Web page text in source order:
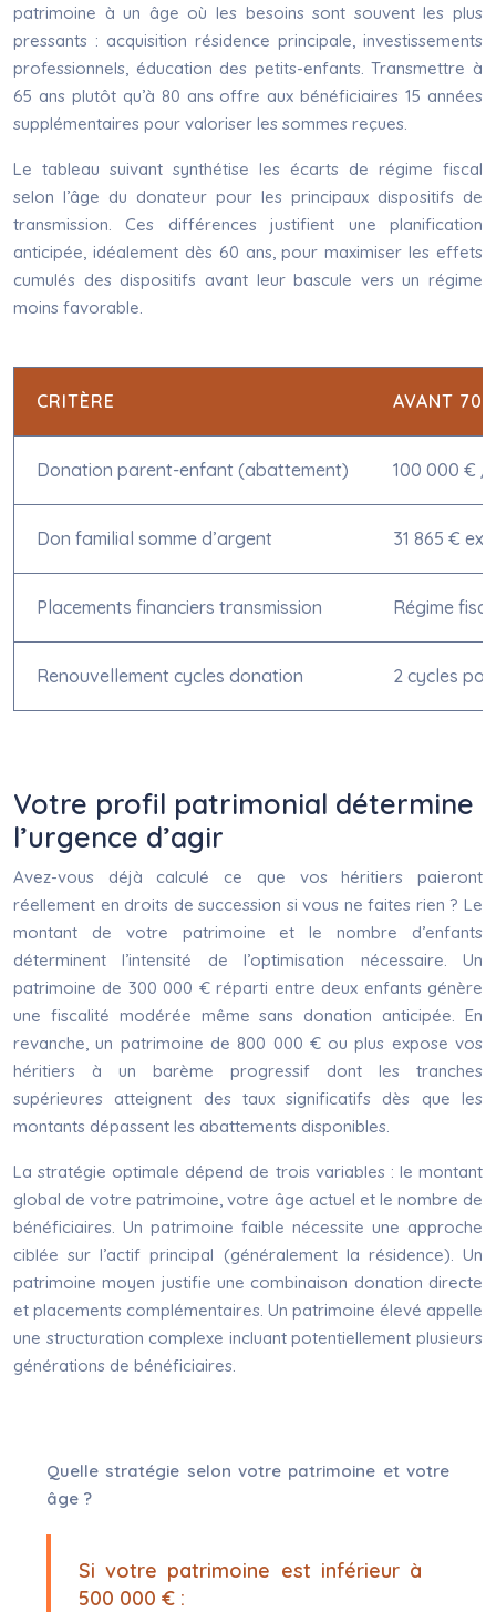
patrimoine à un âge où les besoins sont souvent les plus
pressants : acquisition résidence principale, investissements
professionnels, éducation des petits-enfants. Transmettre à
65 ans plutôt qu’à 80 ans offre aux bénéficiaires 15 années
supplémentaires pour valoriser les sommes reçues.
Le tableau suivant synthétise les écarts de régime fiscal
selon l’âge du donateur pour les principaux dispositifs de
transmission. Ces différences justifient une planification
anticipée, idéalement dès 60 ans, pour maximiser les effets
cumulés des dispositifs avant leur bascule vers un régime
moins favorable.
CRITÈRE AVANT 70
Donation parent-enfant (abattement) 100 000 € /
Don familial somme d’argent 31 865 €
Placements financiers transmission Régime
Renouvellement cycles donation 2 cycles
Votre profil patrimonial détermine
l’urgence d’agir
Avez-vous déjà calculé ce que vos héritiers paieront
réellement en droits de succession si vous ne faites rien ? Le
montant de votre patrimoine et le nombre d’enfants
déterminent l’intensité de l’optimisation nécessaire. Un
patrimoine de 300 000 € réparti entre deux enfants génère
une fiscalité modérée même sans donation anticipée. En
revanche, un patrimoine de 800 000 € ou plus expose vos
héritiers à un barème progressif dont les tranches
supérieures atteignent des taux significatifs dès que les
montants dépassent les abattements disponibles.
La stratégie optimale dépend de trois variables : le montant
global de votre patrimoine, votre âge actuel et le nombre de
bénéficiaires. Un patrimoine faible nécessite une approche
ciblée sur l’actif principal (généralement la résidence). Un
patrimoine moyen justifie une combinaison donation directe
et placements complémentaires. Un patrimoine élevé appelle
une structuration complexe incluant potentiellement plusieurs
générations de bénéficiaires.
Quelle stratégie selon votre patrimoine et votre
âge ?
Si votre patrimoine est inférieur à
500 000 € :